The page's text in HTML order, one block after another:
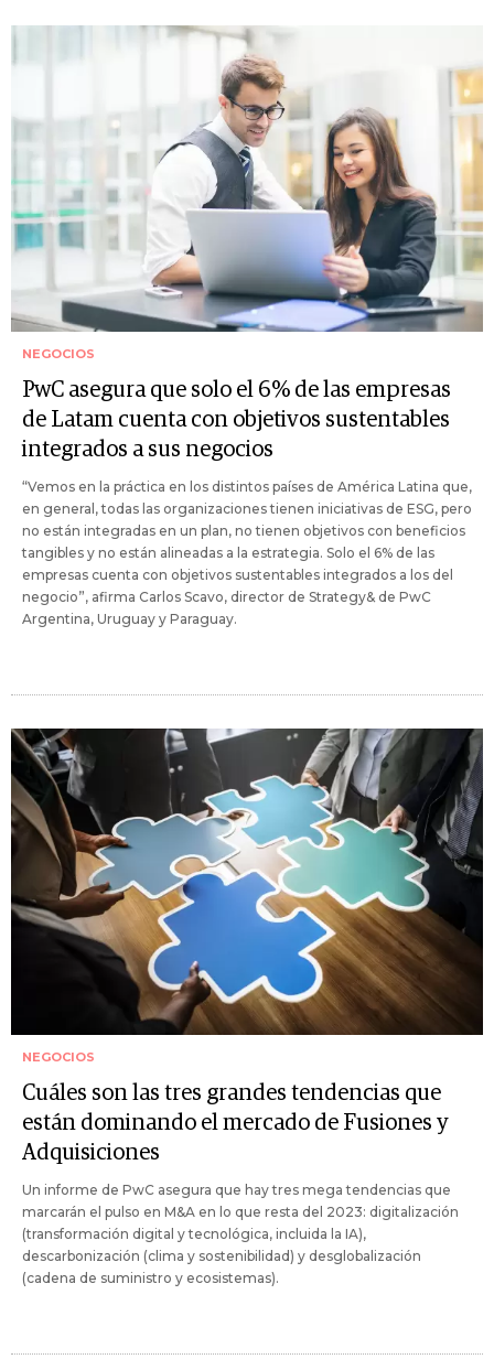
NEGOCIOS
PwC asegura que solo el 6% de las empresas
de Latam cuenta con objetivos sustentables
integrados a sus negocios
“Vemos en la práctica en los distintos países de América Latina que,
en general, todas las organizaciones tienen iniciativas de ESG, pero
no están integradas en un plan, no tienen objetivos con beneficios
tangibles y no están alineadas a la estrategia. Solo el 6% de las
empresas cuenta con objetivos sustentables integrados a los del
negocio”, afirma Carlos Scavo, director de Strategy& de PwC
Argentina, Uruguay y Paraguay.
NEGOCIOS
Cuáles son las tres grandes tendencias que
están dominando el mercado de Fusiones y
Adquisiciones
Un informe de PwC asegura que hay tres mega tendencias que
marcarán el pulso en M&A en lo que resta del 2023: digitalización
(transformación digital y tecnológica, incluida la IA),
descarbonización (clima y sostenibilidad) y desglobalización
(cadena de suministro y ecosistemas).